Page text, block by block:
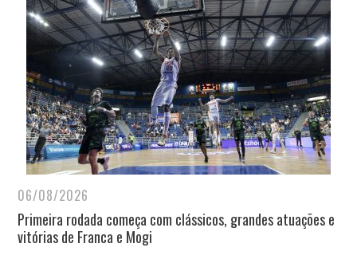
06/08/2026
Primeira rodada começa com clássicos, grandes atuações e
vitórias de Franca e Mogi